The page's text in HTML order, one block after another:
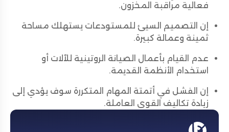
فعالية مراقبة المخزون.
إن التصميم السيئ للمستودعات يستهلك مساحة
ثمينة وعمالة كبيرة.
عدم القيام بأعمال الصيانة الروتينية للآلات أو
استخدام الأنظمة القديمة.
إن الفشل في أتمتة المهام المتكررة سوف يؤدي إلى
زيادة تكاليف القوى العاملة.